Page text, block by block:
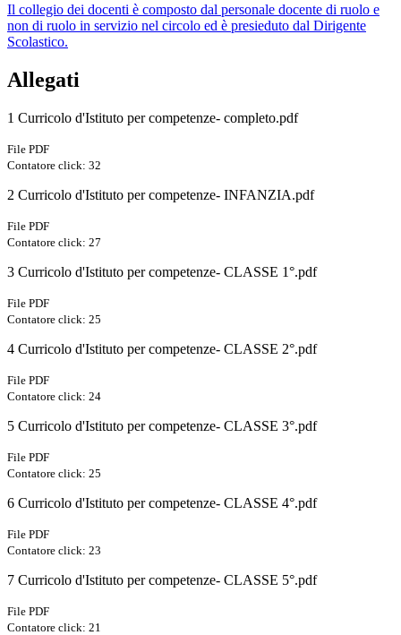
Il collegio dei docenti è composto dal personale docente di ruolo e
non di ruolo in servizio nel circolo ed è presieduto dal Dirigente
Scolastico.
Allegati
1 Curricolo d'Istituto per competenze- completo.pdf
File PDF
Contatore click: 32
2 Curricolo d'Istituto per competenze- INFANZIA.pdf
File PDF
Contatore click: 27
3 Curricolo d'Istituto per competenze- CLASSE 1°.pdf
File PDF
Contatore click: 25
4 Curricolo d'Istituto per competenze- CLASSE 2°.pdf
File PDF
Contatore click: 24
5 Curricolo d'Istituto per competenze- CLASSE 3°.pdf
File PDF
Contatore click: 25
6 Curricolo d'Istituto per competenze- CLASSE 4°.pdf
File PDF
Contatore click: 23
7 Curricolo d'Istituto per competenze- CLASSE 5°.pdf
File PDF
Contatore click: 21